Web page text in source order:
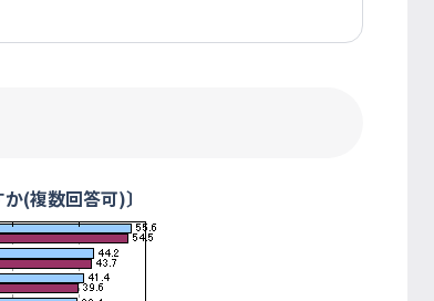
(複数回答可)〕